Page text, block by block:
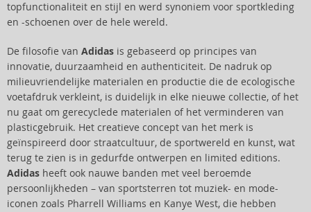
topfunctionaliteit en stijl en werd synoniem voor sportkleding
en -schoenen over de hele wereld.
De filosofie van Adidas is gebaseerd op principes van
innovatie, duurzaamheid en authenticiteit. De nadruk op
milieuvriendelijke materialen en productie die de ecologische
voetafdruk verkleint, is duidelijk in elke nieuwe collectie, of het
nu gaat om gerecyclede materialen of het verminderen van
plasticgebruik. Het creatieve concept van het merk is
geïnspireerd door straatcultuur, de sportwereld en kunst, wat
terug te zien is in gedurfde ontwerpen en limited editions.
Adidas heeft ook nauwe banden met veel beroemde
persoonlijkheden – van sportsterren tot muziek- en mode-
iconen zoals Pharrell Williams en Kanye West, die hebben